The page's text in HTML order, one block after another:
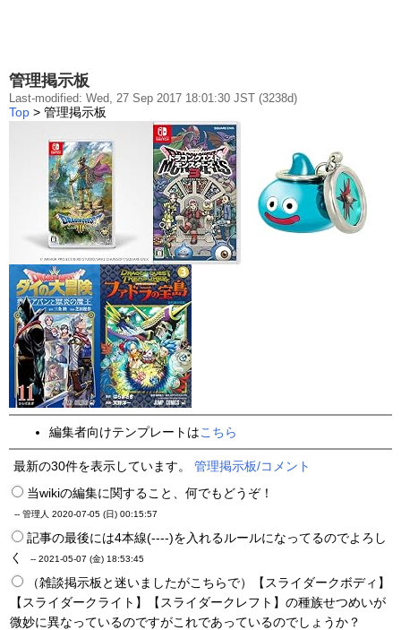
管理掲示板
Last-modified: Wed, 27 Sep 2017 18:01:30 JST (3238d)
Top > 管理掲示板
編集者向けテンプレートはこちら
最新の30件を表示しています。 管理掲示板/コメント
当wikiの編集に関すること、何でもどうぞ！
-- 管理人 2020-07-05 (日) 00:15:57
記事の最後には4本線(----)を入れるルールになってるのでよろし
く
-- 2021-05-07 (金) 18:53:45
（雑談掲示板と迷いましたがこちらで）【スライダークボディ】
【スライダークライト】【スライダークレフト】の種族せつめいが
微妙に異なっているのですがこれであっているのでしょうか？